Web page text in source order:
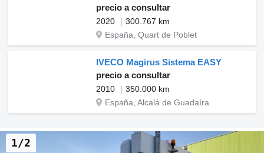
precio a consultar
2020
300.767 km
España, Quart de Poblet
IVECO Magirus Sistema EASY
precio a consultar
2010
350.000 km
España, Alcalá de Guadaíra
1/2